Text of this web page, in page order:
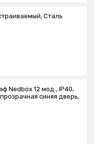
Сталь
Nedbox 12 мод., IP40,
синяя дверь,